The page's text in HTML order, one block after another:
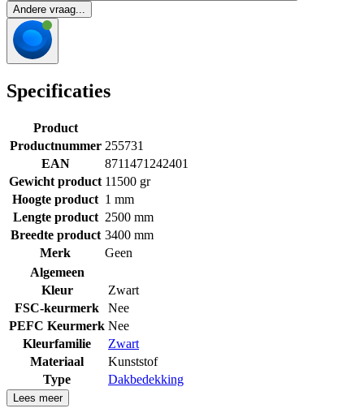
Andere vraag...
Specificaties
Product
Productnummer 255731
EAN
8711471242401
Gewicht product 11500 gr
Hoogte product 1 mm
Lengte product 2500 mm
Breedte product 3400 mm
Merk
Geen
Algemeen
Kleur
Zwart
FSC-keurmerk
Nee
PEFC Keurmerk Nee
Kleurfamilie
Zwart
Materiaal
Kunststof
Type
Dakbedekking
Lees meer